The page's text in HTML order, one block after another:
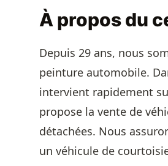
À propos du
Depuis 29 ans, nous
peinture automobile.
intervient rapidement
propose la vente de
détachées. Nous
un véhicule de